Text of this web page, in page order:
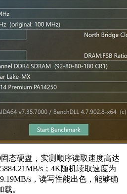
态硬盘，实测顺序读取速度高达
s；4K随机读取速度为
s，读写性能出色，能够确
。